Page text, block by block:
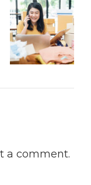
a comment.